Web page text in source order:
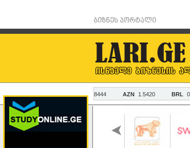
ბიზნეს პორტალი